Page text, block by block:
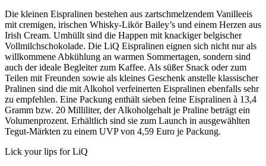
Die kleinen Eispralinen bestehen aus zartschmelzendem Vanilleeis
mit cremigen, irischen Whisky-Likör Bailey’s und einem Herzen aus
Irish Cream. Umhüllt sind die Happen mit knackiger belgischer
Vollmilchschokolade. Die LiQ Eispralinen eignen sich nicht nur als
willkommene Abkühlung an warmen Sommertagen, sondern sind
auch der ideale Begleiter zum Kaffee. Als süßer Snack oder zum
Teilen mit Freunden sowie als kleines Geschenk anstelle klassischer
Pralinen sind die mit Alkohol verfeinerten Eispralinen ebenfalls sehr
zu empfehlen. Eine Packung enthält sieben feine Eispralinen à 13,4
Gramm bzw. 20 Milliliter, der Alkoholgehalt je Praline beträgt ein
Volumenprozent. Erhältlich sind sie zum Launch in ausgewählten
Tegut-Märkten zu einem UVP von 4,59 Euro je Packung.
Lick your lips for LiQ